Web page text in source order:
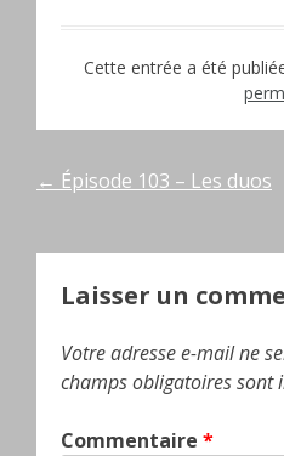
Cette entrée a été
Navigation
de
l’article
← Épisode 103 – Les duos
Laisser un
Votre adresse e-mail ne
champs obligatoires sont
Commentaire *